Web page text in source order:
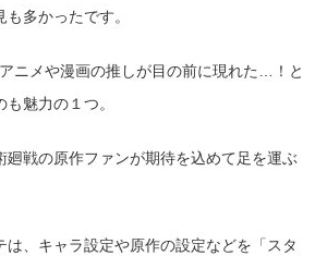
多かったです。
ニメや漫画の推しが目の前に現れた…！と
魅力の１つ。
廻戦の原作ファンが期待を込めて足を運ぶ
は、キャラ設定や原作の設定などを「スタ